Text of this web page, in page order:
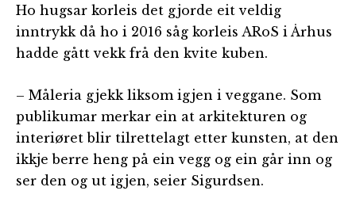
Ho hugsar korleis det gjorde eit veldig
inntrykk då ho i 2016 såg korleis ARoS i Århus
hadde gått vekk frå den kvite kuben.
– Måleria gjekk liksom igjen i veggane. Som
publikumar merkar ein at arkitekturen og
interiøret blir tilrettelagt etter kunsten, at den
ikkje berre heng på ein vegg og ein går inn og
ser den og ut igjen, seier Sigurdsen.